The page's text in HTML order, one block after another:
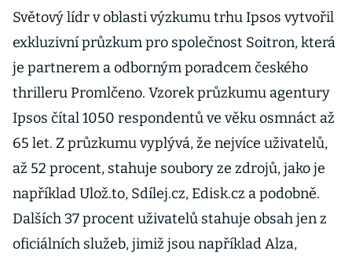
Světový lídr v oblasti výzkumu trhu Ipsos vytvořil
exkluzivní průzkum pro společnost Soitron, která
je partnerem a odborným poradcem českého
thrilleru Promlčeno. Vzorek průzkumu agentury
Ipsos čítal 1050 respondentů ve věku osmnáct až
65 let. Z průzkumu vyplývá, že nejvíce uživatelů,
až 52 procent, stahuje soubory ze zdrojů, jako je
například Ulož.to, Sdílej.cz, Edisk.cz a podobně.
Dalších 37 procent uživatelů stahuje obsah jen z
oficiálních služeb, jimiž jsou například Alza,